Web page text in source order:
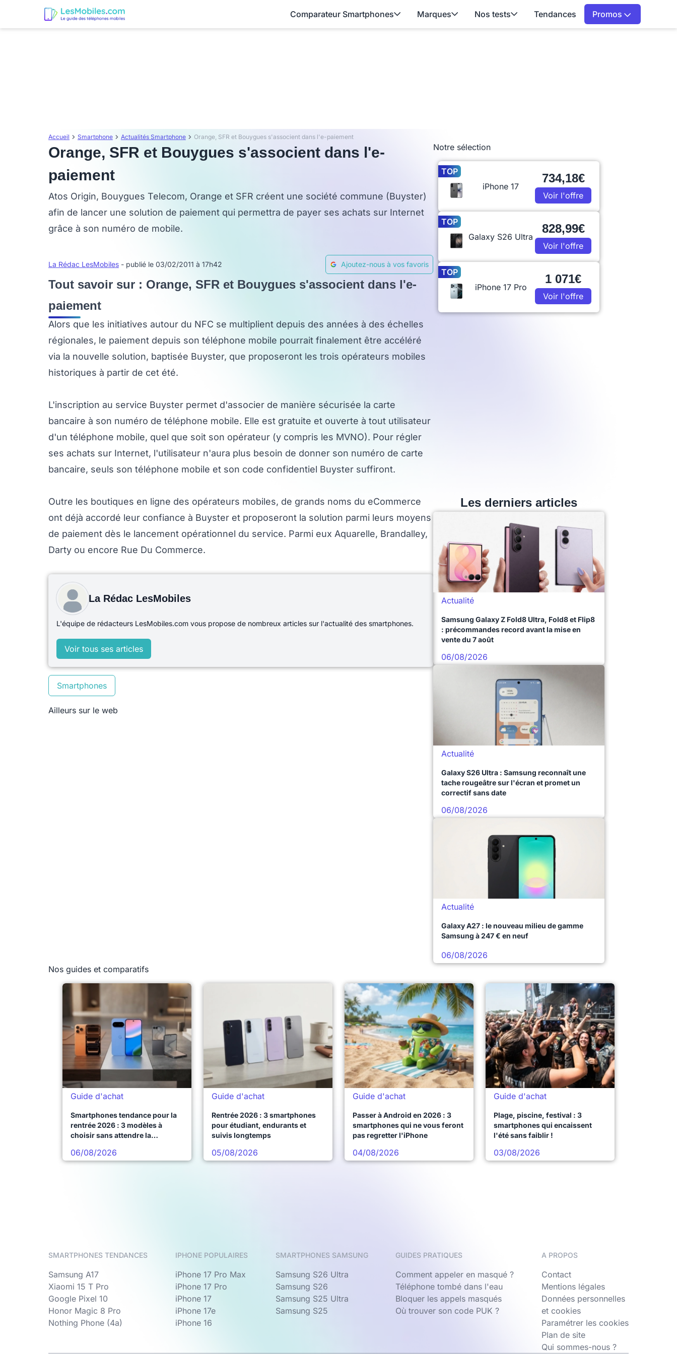
Comparateur Smartphones Marques Nos tests Tendances Promos
Accueil Smartphone Actualités Smartphone Orange, SFR et Bouygues s'associent dans l'e-paiement
Orange, SFR et Bouygues s'associent dans l'e-
paiement
Atos Origin, Bouygues Telecom, Orange et SFR créent une société commune (Buyster)
afin de lancer une solution de paiement qui permettra de payer ses achats sur Internet
grâce à son numéro de mobile.
La Rédac LesMobiles - publié le 03/02/2011 à 17h42 Ajoutez-nous à vos favoris
Tout savoir sur : Orange, SFR et Bouygues s'associent dans l'e-
paiement
Alors que les initiatives autour du NFC se multiplient depuis des années à des échelles
régionales, le paiement depuis son téléphone mobile pourrait finalement être accéléré
via la nouvelle solution, baptisée Buyster, que proposeront les trois opérateurs mobiles
historiques à partir de cet été.
L'inscription au service Buyster permet d'associer de manière sécurisée la carte
bancaire à son numéro de téléphone mobile. Elle est gratuite et ouverte à tout utilisateur
d'un téléphone mobile, quel que soit son opérateur (y compris les MVNO). Pour régler
ses achats sur Internet, l'utilisateur n'aura plus besoin de donner son numéro de carte
bancaire, seuls son téléphone mobile et son code confidentiel Buyster suffiront.
Outre les boutiques en ligne des opérateurs mobiles, de grands noms du eCommerce
ont déjà accordé leur confiance à Buyster et proposeront la solution parmi leurs moyens
de paiement dès le lancement opérationnel du service. Parmi eux Aquarelle, Brandalley,
Darty ou encore Rue Du Commerce.
La Rédac LesMobiles
L'équipe de rédacteurs LesMobiles.com vous propose de nombreux articles sur l'actualité des smartphones.
Voir tous ses articles
Smartphones
Ailleurs sur le web
Notre sélection
TOP
iPhone 17
734,18€
Voir l'offre
TOP
Galaxy S26 Ultra
828,99€
Voir l'offre
TOP
iPhone 17 Pro
1 071€
Voir l'offre
Les derniers articles
Actualité
Samsung Galaxy Z Fold8 Ultra, Fold8 et Flip8
: précommandes record avant la mise en
vente du 7 août
06/08/2026
Actualité
Galaxy S26 Ultra : Samsung reconnaît une
tache rougeâtre sur l'écran et promet un
correctif sans date
06/08/2026
Actualité
Galaxy A27 : le nouveau milieu de gamme
Samsung à 247 € en neuf
06/08/2026
Nos guides et comparatifs
Guide d'achat
Smartphones tendance pour la
rentrée 2026 : 3 modèles à
choisir sans attendre la
06/08/2026
Guide d'achat
Rentrée 2026 : 3 smartphones
pour étudiant, endurants et
suivis longtemps
05/08/2026
Guide d'achat
Passer à Android en 2026 : 3
smartphones qui ne vous feront
pas regretter l'iPhone
04/08/2026
Guide d'achat
Plage, piscine, festival : 3
smartphones qui encaissent
l'été sans faiblir !
03/08/2026
SMARTPHONES TENDANCES
Samsung A17
Xiaomi 15 T Pro
Google Pixel 10
Honor Magic 8 Pro
Nothing Phone (4a)
IPHONE POPULAIRES
iPhone 17 Pro Max
iPhone 17 Pro
iPhone 17
iPhone 17e
iPhone 16
SMARTPHONES SAMSUNG
Samsung S26 Ultra
Samsung S26
Samsung S25 Ultra
Samsung S25
GUIDES PRATIQUES
Comment appeler en masqué ?
Téléphone tombé dans l'eau
Bloquer les appels masqués
Où trouver son code PUK ?
A PROPOS
Contact
Mentions légales
Données personnelles
et cookies
Paramétrer les cookies
Plan de site
Qui sommes-nous ?